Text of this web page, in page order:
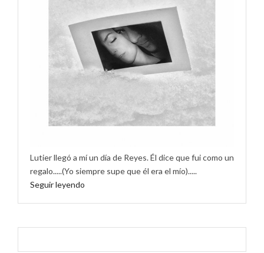
Lutier llegó a mí un día de Reyes. Él dice que fui como un
regalo.....(Yo siempre supe que él era el mío).....
Seguir leyendo